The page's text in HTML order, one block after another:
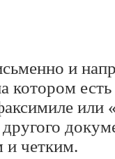
и
котором
или
и четким.